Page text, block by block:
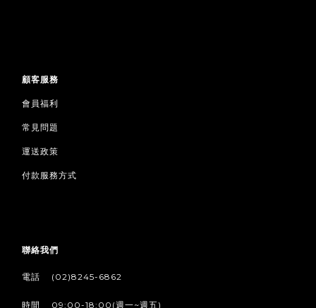
顧客服務
會員福利
常見問題
運送政策
付款服務方式
聯絡我們
電話 (02)8245-6862
時間 09:00-18:00(週一~週五)